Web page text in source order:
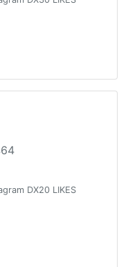
DX20 LIKES